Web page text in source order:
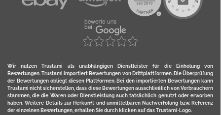
Wir nutzen Trustami als unabhängigen Dienstleister für die Einholung von
Bewertungen. Trustami importiert Bewertungen von Drittplattformen. Die Überprüfung
der Bewertungen obliegt diesen Plattformen. Bei den importierten Bewertungen kann
Trustami nicht sicherstellen, dass diese Bewertungen ausschließlich von Verbrauchern
stammen, die die Waren oder Dienstleistung auch tatsächlich genutzt oder erworben
haben. Weitere Details zur Herkunft und unmittelbaren Nachverfolung bzw. Referenz
der einzelnen Bewertungen, erhalten Sie durch klicken auf das Trustami-Logo.